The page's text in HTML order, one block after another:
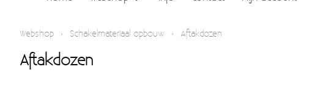
Webshop › Schakelmateriaal opbouw › Aftakdozen
Aftakdozen